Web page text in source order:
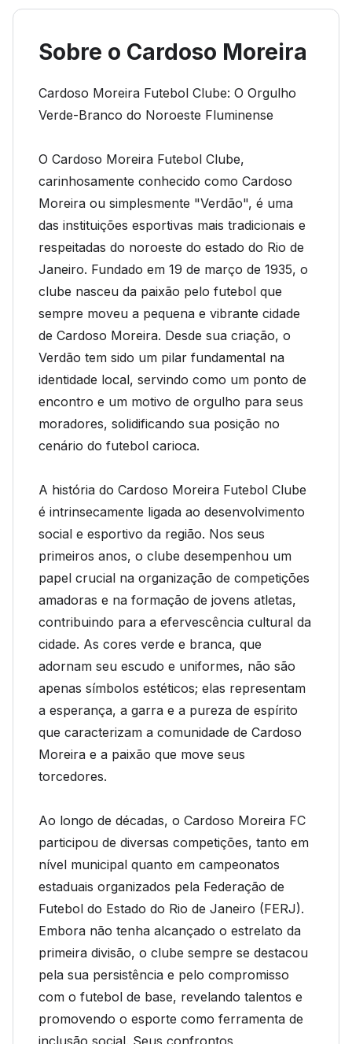
Sobre o Cardoso Moreira
Cardoso Moreira Futebol Clube: O Orgulho
Verde-Branco do Noroeste Fluminense
O Cardoso Moreira Futebol Clube,
carinhosamente conhecido como Cardoso
Moreira ou simplesmente "Verdão", é uma
das instituições esportivas mais tradicionais e
respeitadas do noroeste do estado do Rio de
Janeiro. Fundado em 19 de março de 1935, o
clube nasceu da paixão pelo futebol que
sempre moveu a pequena e vibrante cidade
de Cardoso Moreira. Desde sua criação, o
Verdão tem sido um pilar fundamental na
identidade local, servindo como um ponto de
encontro e um motivo de orgulho para seus
moradores, solidificando sua posição no
cenário do futebol carioca.
A história do Cardoso Moreira Futebol Clube
é intrinsecamente ligada ao desenvolvimento
social e esportivo da região. Nos seus
primeiros anos, o clube desempenhou um
papel crucial na organização de competições
amadoras e na formação de jovens atletas,
contribuindo para a efervescência cultural da
cidade. As cores verde e branca, que
adornam seu escudo e uniformes, não são
apenas símbolos estéticos; elas representam
a esperança, a garra e a pureza de espírito
que caracterizam a comunidade de Cardoso
Moreira e a paixão que move seus
torcedores.
Ao longo de décadas, o Cardoso Moreira FC
participou de diversas competições, tanto em
nível municipal quanto em campeonatos
estaduais organizados pela Federação de
Futebol do Estado do Rio de Janeiro (FERJ).
Embora não tenha alcançado o estrelato da
primeira divisão, o clube sempre se destacou
pela sua persistência e pelo compromisso
com o futebol de base, revelando talentos e
promovendo o esporte como ferramenta de
inclusão social. Seus confrontos,